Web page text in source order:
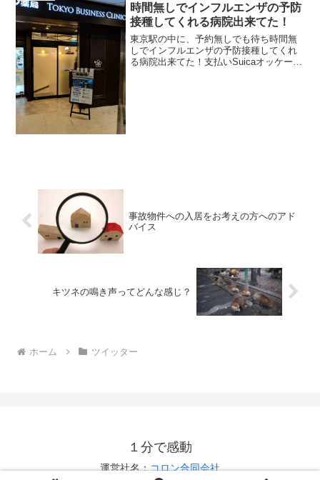
時間無しでインフルエンザの予防
接種してくれる病院出来てた！
東京駅の中に、予約無しでも待ち時間無
しでインフルエンザの予防接種してくれ
る病院出来てた！支払いSuicaオッケーだ
事故物件への入居をお考えの方へのアド
バイス
キツネの鳴き声ってどんな感じ？
ホーム ツイッター
１分で感動
運営社名：コロン合同会社